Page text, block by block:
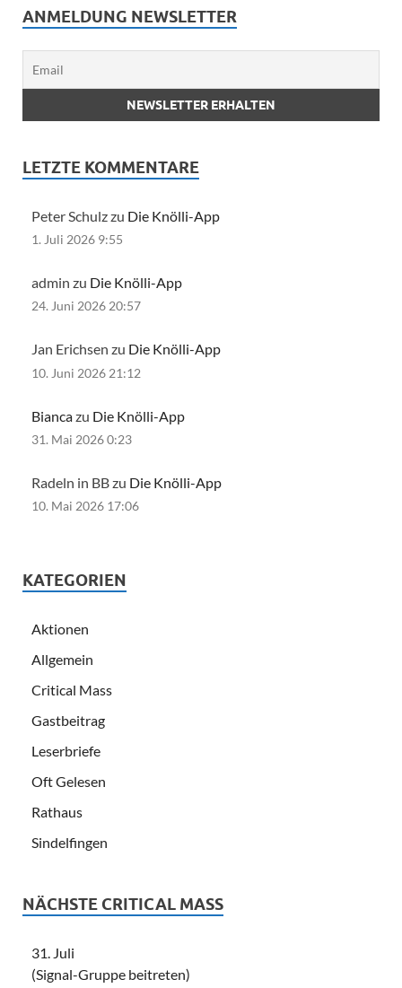
ANMELDUNG NEWSLETTER
LETZTE KOMMENTARE
Peter Schulz zu Die Knölli-App
1. Juli 2026 9:55
admin zu Die Knölli-App
24. Juni 2026 20:57
Jan Erichsen zu Die Knölli-App
10. Juni 2026 21:12
Biancazu Die Knölli-App
31. Mai 2026 0:23
Radeln in BB zu Die Knölli-App
10. Mai 2026 17:06
KATEGORIEN
Aktionen
Allgemein
Critical Mass
Gastbeitrag
Leserbriefe
Oft Gelesen
Rathaus
Sindelfingen
NÄCHSTE CRITICAL MASS
31. Juli
(Signal-Gruppe beitreten)